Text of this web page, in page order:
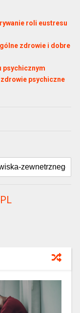
roli eustresu
zdrowie i dobre
psychicznym
zdrowie psychiczne